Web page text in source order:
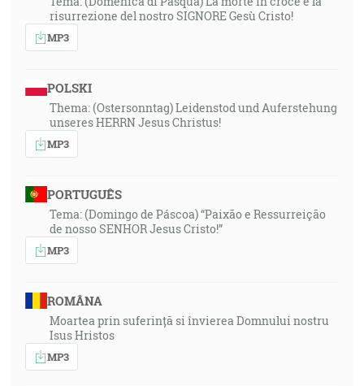
risurrezione del nostro SIGNORE Gesù Cristo!
MP3
POLSKI
Thema: (Ostersonntag) Leidenstod und Auferstehung
unseres HERRN Jesus Christus!
MP3
PORTUGUÊS
Tema: (Domingo de Páscoa) “Paixão e Ressurreição
de nosso SENHOR Jesus Cristo!”
MP3
ROMÂNA
Moartea prin suferință si învierea Domnului nostru
Isus Hristos
MP3